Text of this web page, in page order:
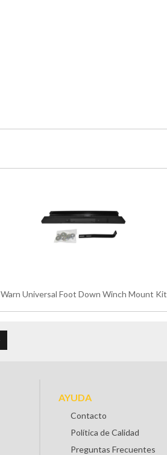
Warn Universal Foot Down Winch Mount Kit
AYUDA
Contacto
Política de Calidad
Preguntas Frecuentes